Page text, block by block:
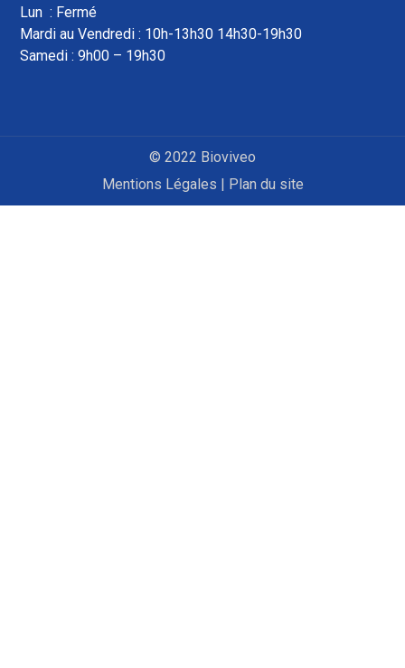
Lun : Fermé
Mardi au Vendredi : 10h-13h30 14h30-19h30
Samedi : 9h00 – 19h30
© 2022 Bioviveo
Mentions Légales | Plan du site